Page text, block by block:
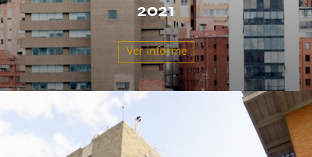
2021
Ver informe